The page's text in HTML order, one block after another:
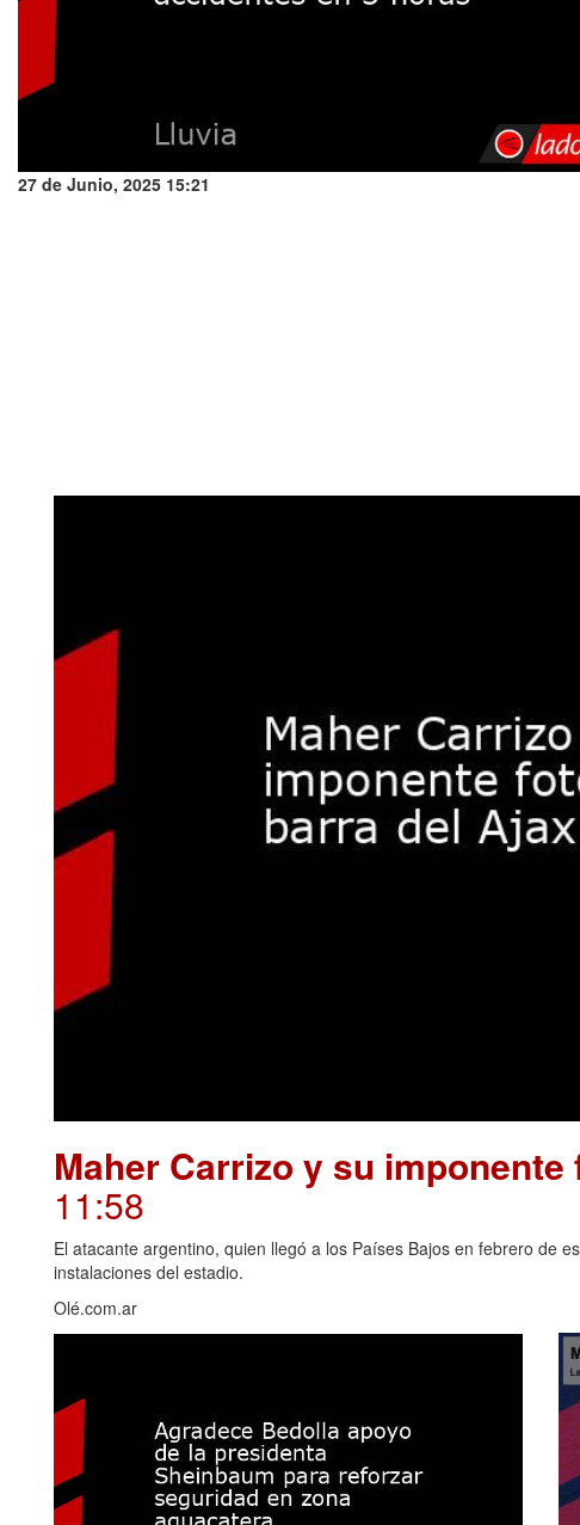
27 de Junio, 2025 15:21
Maher Carrizo y su
11:58
El atacante argentino, quien llegó a los Países Bajos en febrero de
instalaciones del estadio.
Olé.com.ar